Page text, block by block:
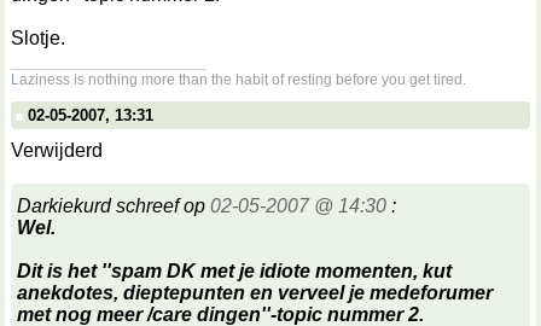
Slotje.
Laziness is nothing more than the habit of resting before you get tired.
02-05-2007, 13:31
Verwijderd
Darkiekurd schreef op 02-05-2007 @ 14:30 :
Wel.
Dit is het ''spam DK met je idiote momenten, kut
anekdotes, dieptepunten en verveel je medeforumer
met nog meer /care dingen''-topic nummer 2.